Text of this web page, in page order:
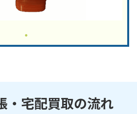
・宅配買取の流れ